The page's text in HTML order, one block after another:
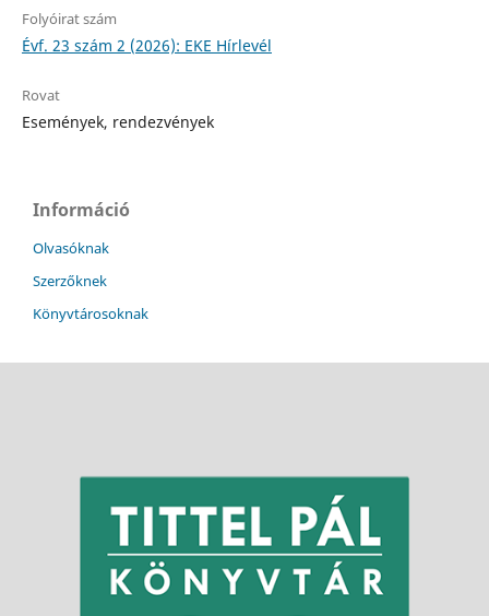
Folyóirat szám
Évf. 23 szám 2 (2026): EKE Hírlevél
Rovat
Események, rendezvények
Információ
Olvasóknak
Szerzőknek
Könyvtárosoknak